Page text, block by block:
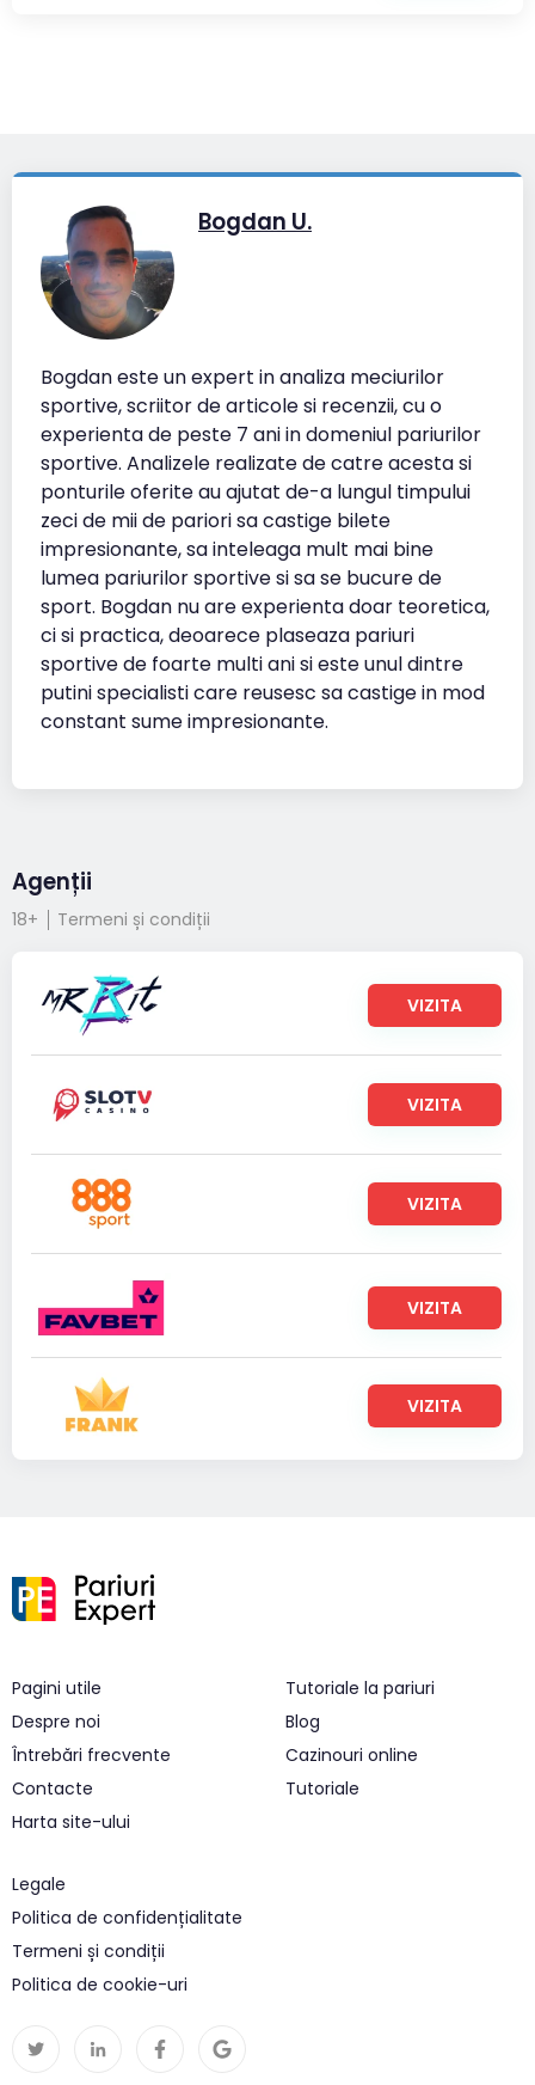
Bogdan U.
Bogdan este un expert in analiza meciurilor
sportive, scriitor de articole si recenzii, cu o
experienta de peste 7 ani in domeniul pariurilor
sportive. Analizele realizate de catre acesta si
ponturile oferite au ajutat de-a lungul timpului
zeci de mii de pariori sa castige bilete
impresionante, sa inteleaga mult mai bine
lumea pariurilor sportive si sa se bucure de
sport. Bogdan nu are experienta doar teoretica,
ci si practica, deoarece plaseaza pariuri
sportive de foarte multi ani si este unul dintre
putini specialisti care reusesc sa castige in mod
constant sume impresionante.
Agenții
18+ Termeni și condiții
VIZITA
VIZITA
VIZITA
VIZITA
VIZITA
Pagini utile
Despre noi
Întrebări frecvente
Contacte
Harta site-ului
Tutoriale la pariuri
Blog
Cazinouri online
Tutoriale
Legale
Politica de confidențialitate
Termeni și condiții
Politica de cookie-uri